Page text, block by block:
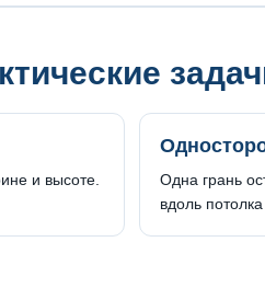
и высоте.
Одна грань
вдоль